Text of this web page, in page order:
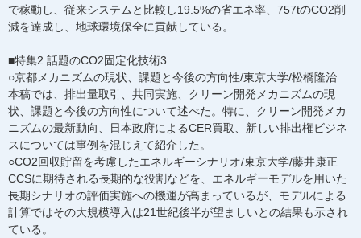
で稼動し、従来システムと比較し19.5%の省エネ率、757tのCO2削
減を達成し、地球環境保全に貢献している。
■特集2:話題のCO2固定化技術3
○京都メカニズムの現状、課題と今後の方向性/東京大学/松橋隆治
本稿では、排出量取引、共同実施、クリーン開発メカニズムの現
状、課題と今後の方向性について述べた。特に、クリーン開発メカ
ニズムの最新動向、日本政府によるCER買取、新しい排出権ビジネ
スについては事例を混じえて紹介した。
○CO2回収貯留を考慮したエネルギーシナリオ/東京大学/藤井康正
CCSに期待される長期的な役割などを、エネルギーモデルを用いた
長期シナリオの評価実施への機運が高まっているが、モデルによる
計算ではその大規模導入は21世紀後半が望ましいとの結果も示され
ている。